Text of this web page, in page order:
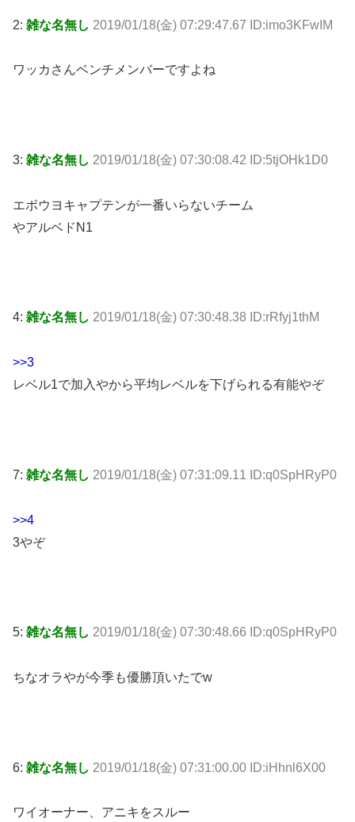
2: 雑な名無し 2019/01/18(金) 07:29:47.67 ID:imo3KFwIM
ワッカさんベンチメンバーですよね
3: 雑な名無し 2019/01/18(金) 07:30:08.42 ID:5tjOHk1D0
エボウヨキャプテンが一番いらないチーム
やアルベドN1
4: 雑な名無し 2019/01/18(金) 07:30:48.38 ID:rRfyj1thM
>>3
レベル1で加入やから平均レベルを下げられる有能やぞ
7: 雑な名無し 2019/01/18(金) 07:31:09.11 ID:q0SpHRyP0
>>4
3やぞ
5: 雑な名無し 2019/01/18(金) 07:30:48.66 ID:q0SpHRyP0
ちなオラやが今季も優勝頂いたでw
6: 雑な名無し 2019/01/18(金) 07:31:00.00 ID:iHhnl6X00
ワイオーナー、アニキをスルー